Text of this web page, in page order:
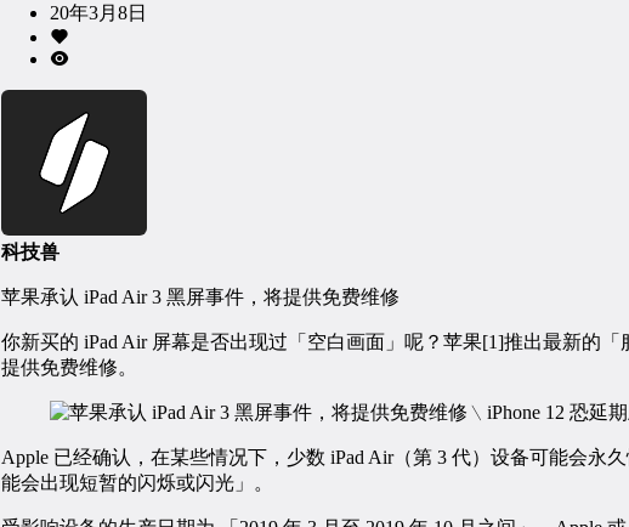
20年3月8日
科技兽
苹果承认 iPad Air 3 黑屏事件，将提供免费维修
你新买的 iPad Air 屏幕是否出现过「空白画面」呢？苹果[1]推出最新的「
提供免费维修。
Apple 已经确认，在某些情况下，少数 iPad Air（第 3 代）设备可能会永
能会出现短暂的闪烁或闪光」。